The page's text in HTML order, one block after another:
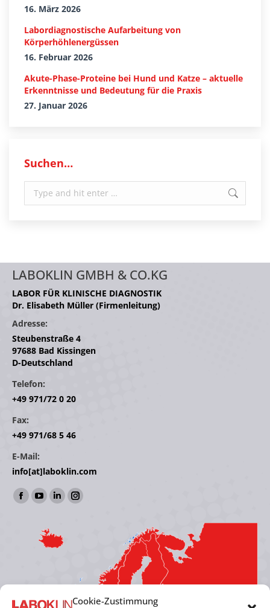
Cookie-Zustimmung
16. März 2026
Labordiagnostische Aufarbeitung von
Körperhöhlenergüssen
16. Februar 2026
Akute-Phase-Proteine bei Hund und Katze – aktuelle
Erkenntnisse und Bedeutung für die Praxis
27. Januar 2026
Suchen…
LABOKLIN GMBH & CO.KG
LABOR FÜR KLINISCHE DIAGNOSTIK
Dr. Elisabeth Müller (Firmenleitung)
Adresse:
Steubenstraße 4
97688 Bad Kissingen
D-Deutschland
Telefon:
+49 971/72 0 20
Fax:
+49 971/68 5 46
E-Mail:
info[at]laboklin.com
Find us on:
Facebook
opens
YouTube
opens
in
Linkedin
opens
in
window
Instagram
window